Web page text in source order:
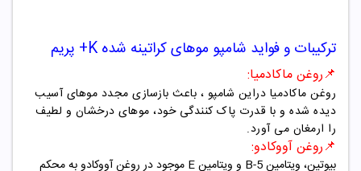
ترکیبات و فواید شامپو موهای کراتینه شده K+ پریم
📌روغن ماکادمیا:
روغن ماکادمیا دراین شامپو ، باعث بازسازی مجدد موهای آسیب
دیده شده و با قدرت پاک کنندگی خود، موهای درخشان و لطیف
را ارمغان می آورد.
📌روغن آووکادو:
بیوتین، ویتامینB-5 و ویتامینE موجود در روغن آووکادو به محکم